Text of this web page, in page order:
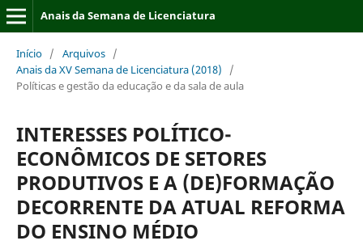
Anais da Semana de Licenciatura
Início / Arquivos /
Anais da XV Semana de Licenciatura (2018)
/
Políticas e gestão da educação e da sala de aula
INTERESSES POLÍTICO-
ECONÔMICOS DE SETORES
PRODUTIVOS E A (DE)FORMAÇÃO
DECORRENTE DA ATUAL REFORMA
DO ENSINO MÉDIO